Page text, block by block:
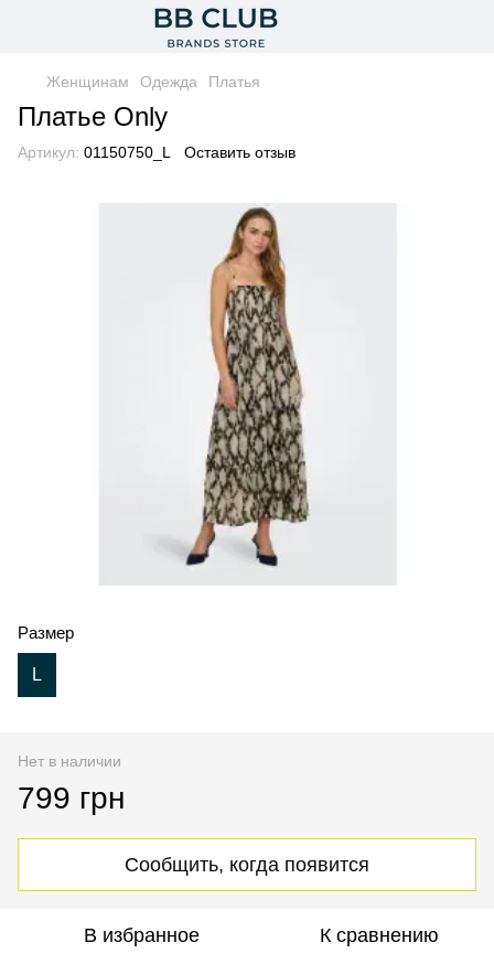
Женщинам Одежда Платья
Платье Only
Артикул: 01150750_L Оставить отзыв
Размер
L
Нет в наличии
799 грн
Сообщить, когда появится
В избранное К сравнению